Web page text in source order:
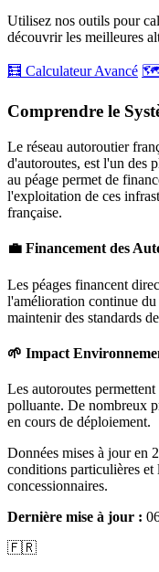
Utilisez nos outils pour
découvrir les meilleures
🧮 Calculateur Avancé 🗺️
Comprendre le
Le réseau autoroutier
d'autoroutes, est l'un des
au péage permet de
l'exploitation de ces
française.
💼 Financement des
Les péages financent
l'amélioration continue du
maintenir des standards
🌱 Impact
Les autoroutes
polluante. De nombreux
en cours de déploiement.
Données mises à jour en
conditions particulières et
concessionnaires.
Dernière mise à jour :
🇫🇷